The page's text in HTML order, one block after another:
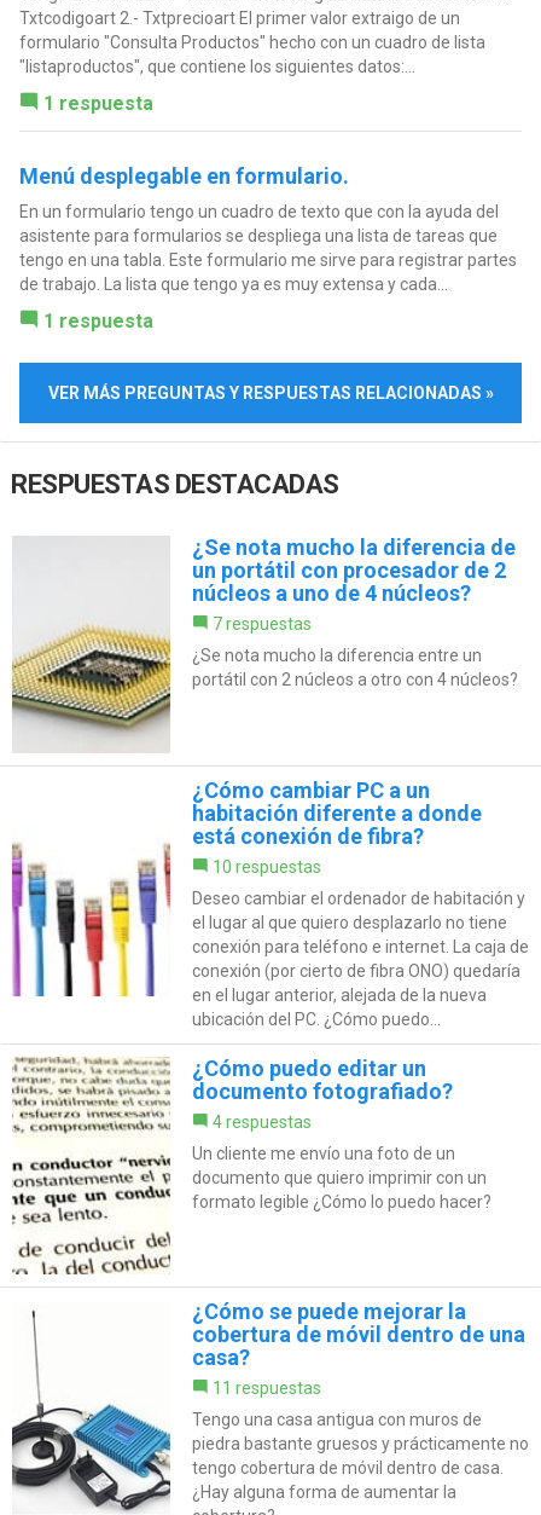
Txtcodigoart 2.- Txtprecioart El primer valor extraigo de un
formulario "Consulta Productos" hecho con un cuadro de lista
"listaproductos", que contiene los siguientes datos:...
1 respuesta
Menú desplegable en formulario.
En un formulario tengo un cuadro de texto que con la ayuda del
asistente para formularios se despliega una lista de tareas que
tengo en una tabla. Este formulario me sirve para registrar partes
de trabajo. La lista que tengo ya es muy extensa y cada...
1 respuesta
VER MÁS PREGUNTAS Y RESPUESTAS RELACIONADAS »
RESPUESTAS DESTACADAS
¿Se nota mucho la diferencia de
un portátil con procesador de 2
núcleos a uno de 4 núcleos?
7 respuestas
¿Se nota mucho la diferencia entre un
portátil con 2 núcleos a otro con 4 núcleos?
¿Cómo cambiar PC a un
habitación diferente a donde
está conexión de fibra?
10 respuestas
Deseo cambiar el ordenador de habitación y
el lugar al que quiero desplazarlo no tiene
conexión para teléfono e internet. La caja de
conexión (por cierto de fibra ONO) quedaría
en el lugar anterior, alejada de la nueva
ubicación del PC. ¿Cómo puedo...
¿Cómo puedo editar un
documento fotografiado?
4 respuestas
Un cliente me envío una foto de un
documento que quiero imprimir con un
formato legible ¿Cómo lo puedo hacer?
¿Cómo se puede mejorar la
cobertura de móvil dentro de una
casa?
11 respuestas
Tengo una casa antigua con muros de
piedra bastante gruesos y prácticamente no
tengo cobertura de móvil dentro de casa.
¿Hay alguna forma de aumentar la